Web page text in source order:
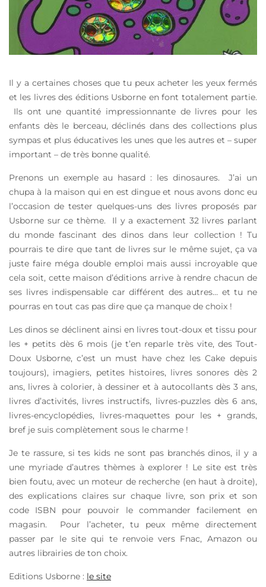
Il y a certaines choses que tu peux acheter les yeux fermés
et les livres des éditions Usborne en font totalement partie.
Ils ont une quantité impressionnante de livres pour les
enfants dès le berceau, déclinés dans des collections plus
sympas et plus éducatives les unes que les autres et – super
important – de très bonne qualité.
Prenons un exemple au hasard : les dinosaures. J’ai un
chupa à la maison qui en est dingue et nous avons donc eu
l’occasion de tester quelques-uns des livres proposés par
Usborne sur ce thème. Il y a exactement 32 livres parlant
du monde fascinant des dinos dans leur collection ! Tu
pourrais te dire que tant de livres sur le même sujet, ça va
juste faire méga double emploi mais aussi incroyable que
cela soit, cette maison d’éditions arrive à rendre chacun de
ses livres indispensable car différent des autres… et tu ne
pourras en tout cas pas dire que ça manque de choix !
Les dinos se déclinent ainsi en livres tout-doux et tissu pour
les + petits dès 6 mois (je t’en reparle très vite, des Tout-
Doux Usborne, c’est un must have chez les Cake depuis
toujours), imagiers, petites histoires, livres sonores dès 2
ans, livres à colorier, à dessiner et à autocollants dès 3 ans,
livres d’activités, livres instructifs, livres-puzzles dès 6 ans,
livres-encyclopédies, livres-maquettes pour les + grands,
bref je suis complètement sous le charme !
Je te rassure, si tes kids ne sont pas branchés dinos, il y a
une myriade d’autres thèmes à explorer ! Le site est très
bien foutu, avec un moteur de recherche (en haut à droite),
des explications claires sur chaque livre, son prix et son
code ISBN pour pouvoir le commander facilement en
magasin. Pour l’acheter, tu peux même directement
passer par le site qui te renvoie vers Fnac, Amazon ou
autres librairies de ton choix.
Editions Usborne : le site